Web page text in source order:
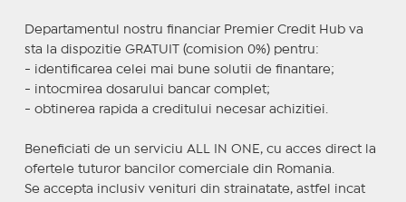
Departamentul nostru financiar Premier Credit Hub va
sta la dispozitie GRATUIT (comision 0%) pentru:
- identificarea celei mai bune solutii de finantare;
- intocmirea dosarului bancar complet;
- obtinerea rapida a creditului necesar achizitiei.
Beneficiati de un serviciu ALL IN ONE, cu acces direct la
ofertele tuturor bancilor comerciale din Romania.
Se accepta inclusiv venituri din strainatate, astfel incat